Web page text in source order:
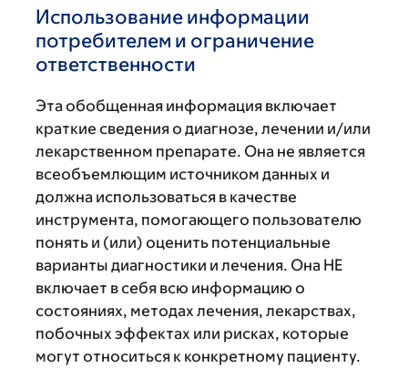
Использование информации
потребителем и ограничение
ответственности
Эта обобщенная информация включает
краткие сведения о диагнозе, лечении и/или
лекарственном препарате. Она не является
всеобъемлющим источником данных и
должна использоваться в качестве
инструмента, помогающего пользователю
понять и (или) оценить потенциальные
варианты диагностики и лечения. Она НЕ
включает в себя всю информацию о
состояниях, методах лечения, лекарствах,
побочных эффектах или рисках, которые
могут относиться к конкретному пациенту.